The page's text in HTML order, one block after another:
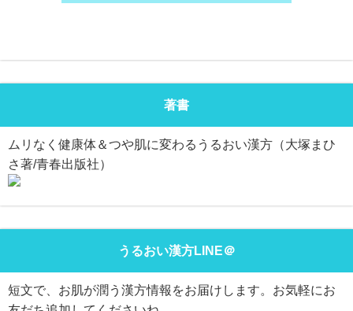
著書
ムリなく健康体＆つや肌に変わるうるおい漢方（大塚まひ
さ著/青春出版社）
うるおい漢方LINE＠
短文で、お肌が潤う漢方情報をお届けします。お気軽にお